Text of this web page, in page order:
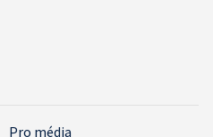
Pro média